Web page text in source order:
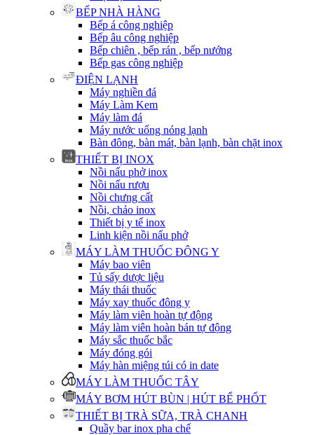
BẾP NHÀ HÀNG
Bếp á công nghiệp
Bếp âu công nghiệp
Bếp chiên , bếp rán , bếp nướng
Bếp gas công nghiệp
ĐIỆN LẠNH
Máy nghiền đá
Máy Làm Kem
Máy làm đá
Máy nước uống nóng lạnh
Bàn đông, bàn mát, bàn lạnh, bàn chặt inox
THIẾT BỊ INOX
Nồi nấu phở inox
Nồi nấu rượu
Nồi chưng cất
Nồi, chảo inox
Thiết bị y tế inox
Linh kiện nồi nấu phở
MÁY LÀM THUỐC ĐÔNG Y
Máy bao viên
Tủ sấy dược liệu
Máy thái thuốc
Máy xay thuốc đông y
Máy làm viên hoàn tự động
Máy làm viên hoàn bán tự động
Máy sắc thuốc bắc
Máy đóng gói
Máy hàn miệng túi có in date
MÁY LÀM THUỐC TÂY
MÁY BƠM HÚT BÙN | HÚT BỂ PHỐT
THIẾT BỊ TRÀ SỮA, TRÀ CHANH
Quầy bar inox pha chế